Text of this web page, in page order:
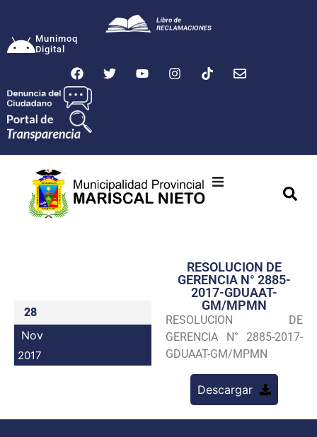
Munimoq
Digital
Transparencia
Seguridad
Programas
28
Nov
2017
RESOLUCION DE
GERENCIA N° 2885-
2017-GDUAAT-
GM/MPMN
RESOLUCION DE
GERENCIA N° 2885-2017-
GDUAAT-GM/MPMN
Descargar